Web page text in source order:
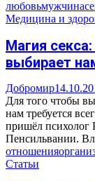
любовьмужчина
Медицина и
Магия
выбирает
Добромир
Для того чтобы
нам требуется
пришёл психолог
Пенсильвании.
отношения
Статьи